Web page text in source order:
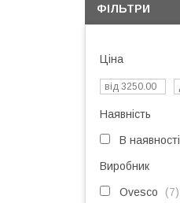
ФІЛЬТРИ
Ціна
Наявність
В наявності
Виробник
Ovesco 7